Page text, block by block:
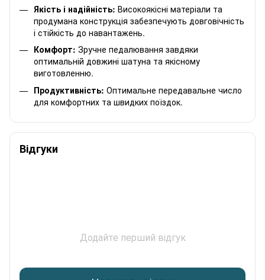
Якість і надійність: Високоякісні матеріали та
продумана конструкція забезпечують довговічність
і стійкість до навантажень.
Комфорт: Зручне педалювання завдяки
оптимальній довжині шатуна та якісному
виготовленню.
Продуктивність: Оптимальне передавальне число
для комфортних та швидких поїздок.
Відгуки
Додайте перший відгук